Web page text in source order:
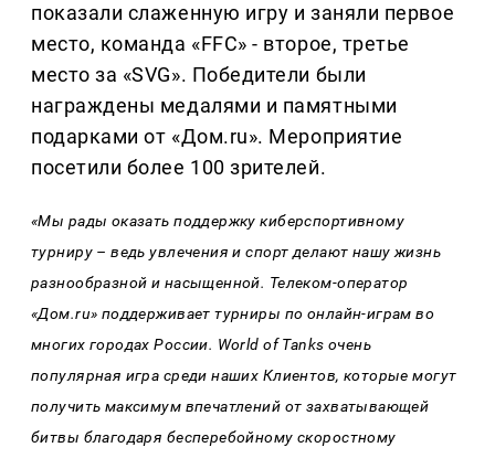
показали слаженную игру и заняли первое
место, команда «FFC» - второе, третье
место за «SVG». Победители были
награждены медалями и памятными
подарками от «Дом.ru». Мероприятие
посетили более 100 зрителей.
«Мы рады оказать поддержку киберспортивному
турниру – ведь увлечения и спорт делают нашу жизнь
разнообразной и насыщенной. Телеком-оператор
«Дом.ru» поддерживает турниры по онлайн-играм во
многих городах России. World of Tanks очень
популярная игра среди наших Клиентов, которые могут
получить максимум впечатлений от захватывающей
битвы благодаря бесперебойному скороcтному